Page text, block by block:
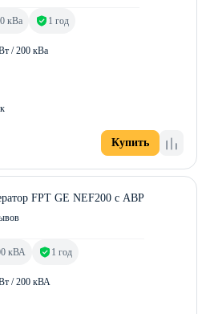
/ 200 кВа
кВа 1 год
Купить
FPT GE NEF200 с АВР
/ 200 кВА
кВА 1 год